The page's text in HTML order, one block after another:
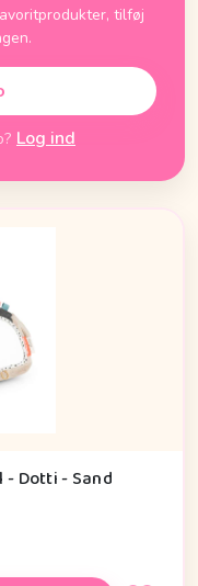
tilføj
Log ind
Dotti - Sand